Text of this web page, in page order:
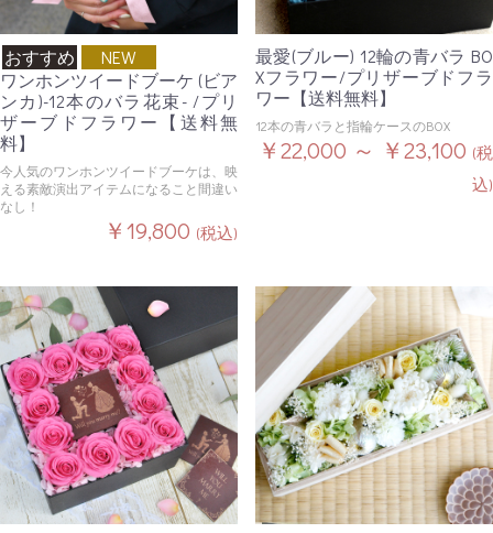
おすすめ
NEW
ワンホンツイードブーケ (ビア
ンカ)-12本のバラ花束- /プリ
ザーブドフラワー【送料無
料】
今人気のワンホンツイードブーケは、映
える素敵演出アイテムになること間違い
なし！
￥19,800 (税込)
最愛(ブルー) 12輪の青バラ BO
Xフラワー/プリザーブドフラ
ワー【送料無料】
12本の青バラと指輪ケースのBOX
￥22,000 ～ ￥23,100 (税
込)